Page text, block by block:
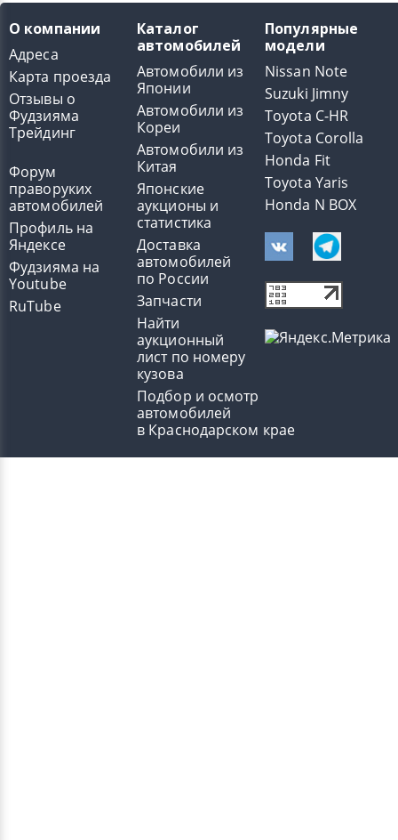
О компании
Адреса
Карта проезда
Отзывы о
Фудзияма
Трейдинг
Форум
праворуких
автомобилей
Профиль на
Яндексе
Фудзияма на
Youtube
RuTube
Каталог
автомобилей
Автомобили из
Японии
Автомобили из
Кореи
Автомобили из
Китая
Японские
аукционы и
статистика
Доставка
автомобилей
по России
Запчасти
Найти
аукционный
лист по номеру
кузова
Подбор и осмотр
автомобилей
в Краснодарском крае
Популярные
модели
Nissan Note
Suzuki Jimny
Toyota C-HR
Toyota Corolla
Honda Fit
Toyota Yaris
Honda N BOX